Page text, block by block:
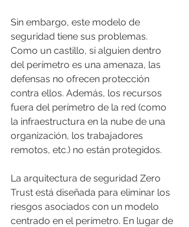
Sin embargo, este modelo de
seguridad tiene sus problemas.
Como un castillo, si alguien dentro
del perímetro es una amenaza, las
defensas no ofrecen protección
contra ellos. Además, los recursos
fuera del perímetro de la red (como
la infraestructura en la nube de una
organización, los trabajadores
remotos, etc.) no están protegidos.
La arquitectura de seguridad Zero
Trust está diseñada para eliminar los
riesgos asociados con un modelo
centrado en el perímetro. En lugar de